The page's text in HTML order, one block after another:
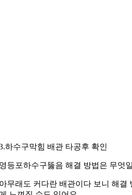
하수구막힘 배관 타공후 확인
등포하수구뚫음 해결 방법은 무엇
무래도 커다란 배관이다 보니 해결